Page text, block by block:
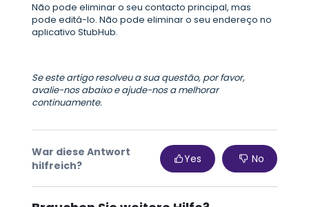
Não pode eliminar o seu contacto principal, mas
pode editá-lo. Não pode eliminar o seu endereço no
aplicativo StubHub.
Se este artigo resolveu a sua questão, por favor,
avalie-nos abaixo e ajude-nos a melhorar
continuamente.
War diese Antwort
hilfreich?
Yes No